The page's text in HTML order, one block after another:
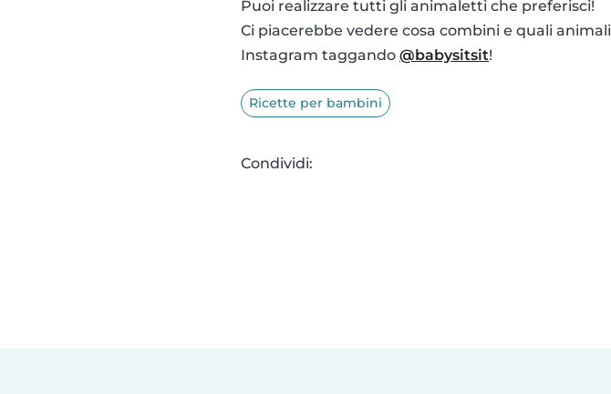
Puoi realizzare tutti gli animaletti che preferisci!
Ci piacerebbe vedere cosa combini e quali
Instagram taggando @babysitsit!
Ricette per bambini
Condividi: